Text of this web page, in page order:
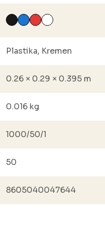
Plastika, Kremen
0.26 × 0.29 × 0.395 m
0.016 kg
1000/50/1
50
8605040047644